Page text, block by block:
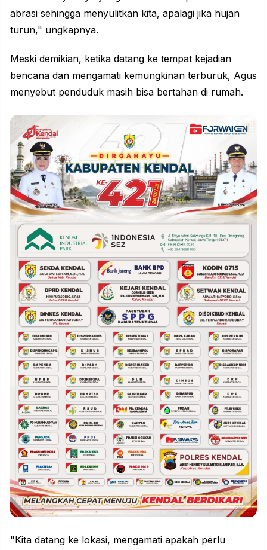
abrasi sehingga menyulitkan kita, apalagi jika hujan
turun," ungkapnya.
Meski demikian, ketika datang ke tempat kejadian
bencana dan mengamati kemungkinan terburuk, Agus
menyebut penduduk masih bisa bertahan di rumah.
"Kita datang ke lokasi, mengamati apakah perlu